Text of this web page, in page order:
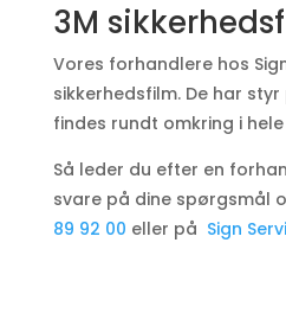
3M
Vores forhandlere hos
sikkerhedsfilm. De har
findes rundt omkring i
Så leder du efter en
svare på dine spørgsmål
89 92 00 eller på Sign